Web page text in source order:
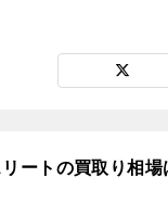
ートの買取り相